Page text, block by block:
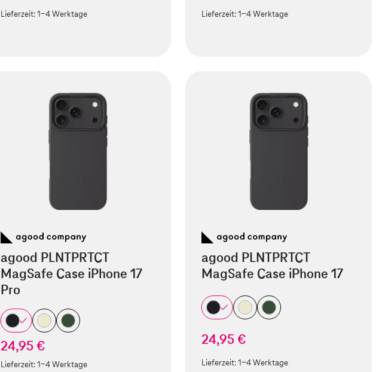
Lieferzeit:1-4 Werktage Lieferzeit:1-4 Werktage
agood PLNTPRTCT
MagSafe Case iPhone 17
Pro
24,95 €
Lieferzeit:1-4 Werktage
agood PLNTPRTCT
MagSafe Case iPhone 17
24,95 €
Lieferzeit:1-4 Werktage